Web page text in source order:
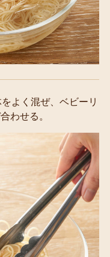
よく混ぜ、ベビーリ
わせる。